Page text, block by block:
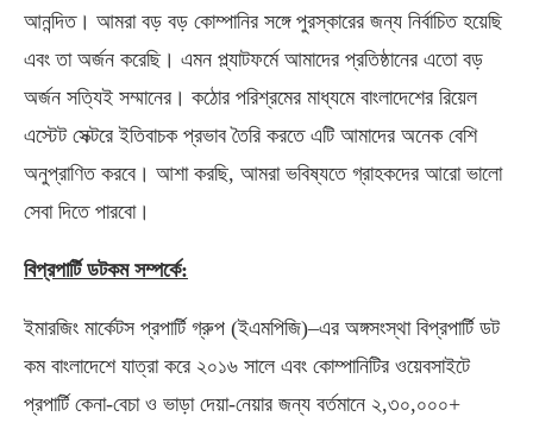
আনন্দিত। আমরা বড় বড় কোম্পানির সঙ্গে পুরস্কারের জন্য নির্বাচিত হয়েছি
এবং তা অর্জন করেছি। এমন প্ল্যাটফর্মে আমাদের প্রতিষ্ঠানের এতো বড়
অর্জন সত্যিই সম্মানের। কঠোর পরিশ্রমের মাধ্যমে বাংলাদেশের রিয়েল
এস্টেট সেক্টরে ইতিবাচক প্রভাব তৈরি করতে এটি আমাদের অনেক বেশি
অনুপ্রাণিত করবে। আশা করছি, আমরা ভবিষ্যতে গ্রাহকদের আরো ভালো
সেবা দিতে পারবো।
বিপ্রপার্টি ডটকম সম্পর্কে:
ইমারজিং মার্কেটস প্রপার্টি গ্রুপ (ইএমপিজি)–এর অঙ্গসংস্থা বিপ্রপার্টি ডট
কম বাংলাদেশে যাত্রা করে ২০১৬ সালে এবং কোম্পানিটির ওয়েবসাইটে
প্রপার্টি কেনা-বেচা ও ভাড়া দেয়া-নেয়ার জন্য বর্তমানে ২,৩০,০০০+